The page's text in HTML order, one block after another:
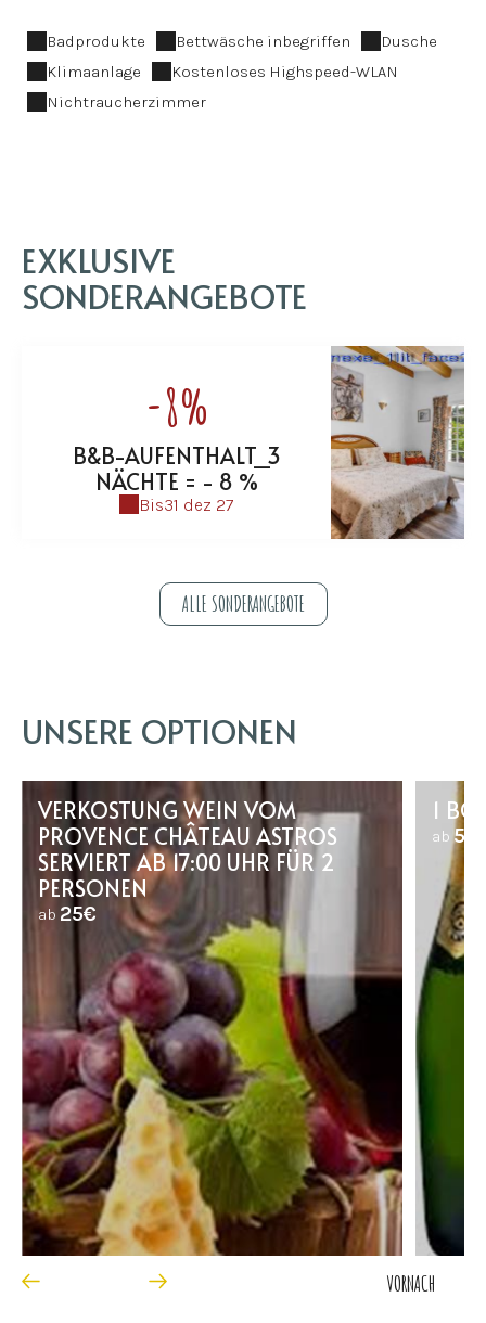
Badprodukte Bettwäsche inbegriffen
Dusche
Klimaanlage
Kostenloses Highspeed-WLAN
Nichtraucherzimmer
EXKLUSIVE
SONDERANGEBOTE
-8%
B&B-AUFENTHALT_3
NÄCHTE = - 8 %
Bis31 dez 27
ALLE SONDERANGEBOTE
UNSERE OPTIONEN
VERKOSTUNG WEIN VOM
PROVENCE CHÂTEAU ASTROS
SERVIERT AB 17:00 UHR FÜR 2
PERSONEN
ab 25€
1
ab
VORNACH